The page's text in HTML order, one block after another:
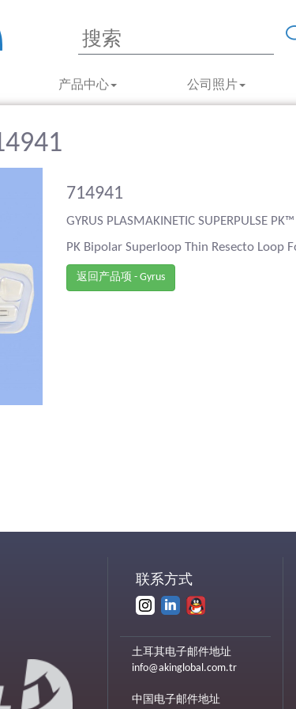
产品中心 公司照片
714941
GYRUS PLASMAKINETIC SUPERPULSE
PK Bipolar Superloop Thin Resecto Loop
返回产品项 - Gyrus
联系方式
土耳其电子邮件地址
info@akinglobal.com.tr
中国电子邮件地址